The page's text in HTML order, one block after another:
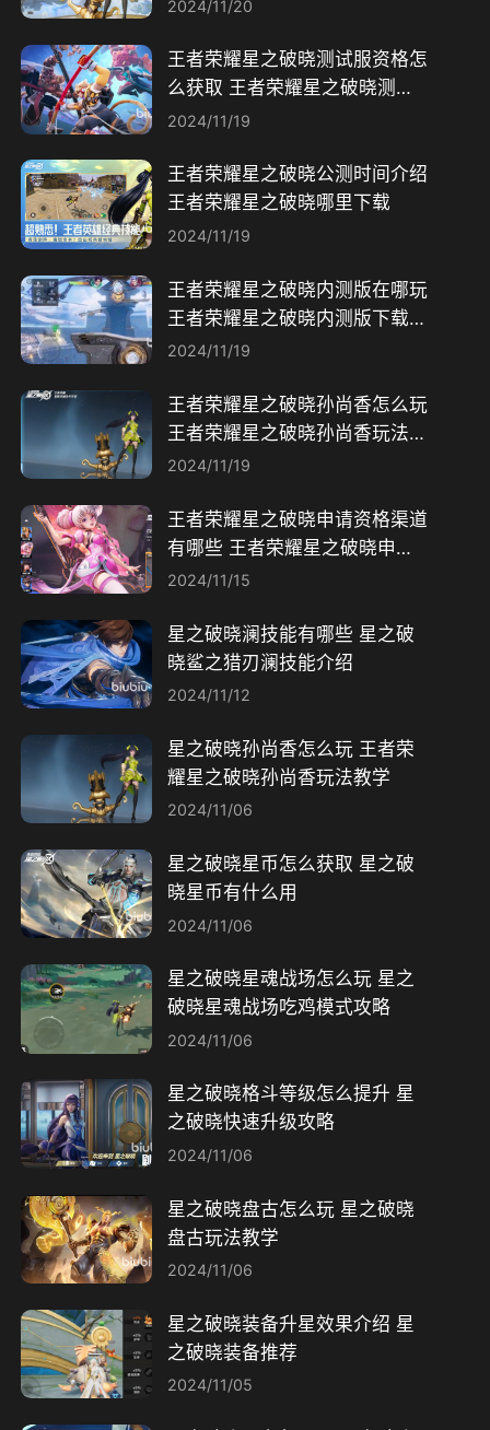
2024/11/20
王者荣耀星之破晓测试服资格怎
么获取 王者荣耀星之破晓测试
版获取渠道分享
2024/11/19
王者荣耀星之破晓公测时间介绍
王者荣耀星之破晓哪里下载
2024/11/19
王者荣耀星之破晓内测版在哪玩
王者荣耀星之破晓内测版下载地
址分享
2024/11/19
王者荣耀星之破晓孙尚香怎么玩
王者荣耀星之破晓孙尚香玩法攻
略
2024/11/19
王者荣耀星之破晓申请资格渠道
有哪些 王者荣耀星之破晓申请
资格渠道一览
2024/11/15
星之破晓澜技能有哪些 星之破
晓鲨之猎刃澜技能介绍
2024/11/12
星之破晓孙尚香怎么玩​ 王者荣
耀星之破晓孙尚香玩法教学
2024/11/06
星之破晓星币怎么获取 星之破
晓星币有什么用
2024/11/06
星之破晓星魂战场怎么玩​ 星之
破晓星魂战场吃鸡模式攻略​
2024/11/06
星之破晓格斗等级怎么提升 星
之破晓快速升级攻略
2024/11/06
星之破晓盘古怎么玩 星之破晓
盘古玩法教学
2024/11/06
星之破晓装备升星效果介绍 星
之破晓装备推荐
2024/11/05